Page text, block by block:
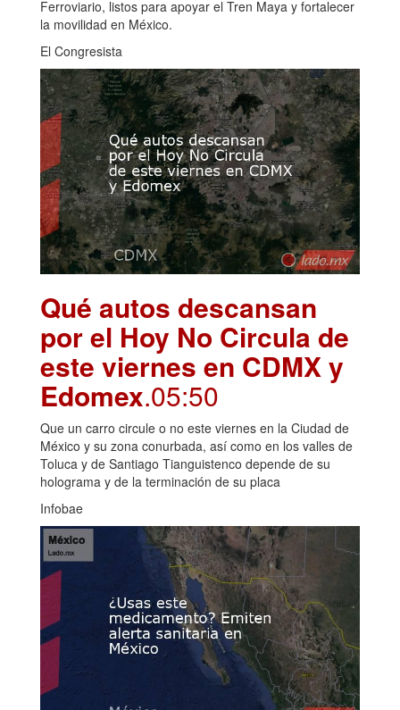
Ferroviario, listos para apoyar el Tren Maya y fortalecer
la movilidad en México.
El Congresista
Qué autos descansan
por el Hoy No Circula de
este viernes en CDMX y
Edomex.05:50
Que un carro circule o no este viernes en la Ciudad de
México y su zona conurbada, así como en los valles de
Toluca y de Santiago Tianguistenco depende de su
holograma y de la terminación de su placa
Infobae